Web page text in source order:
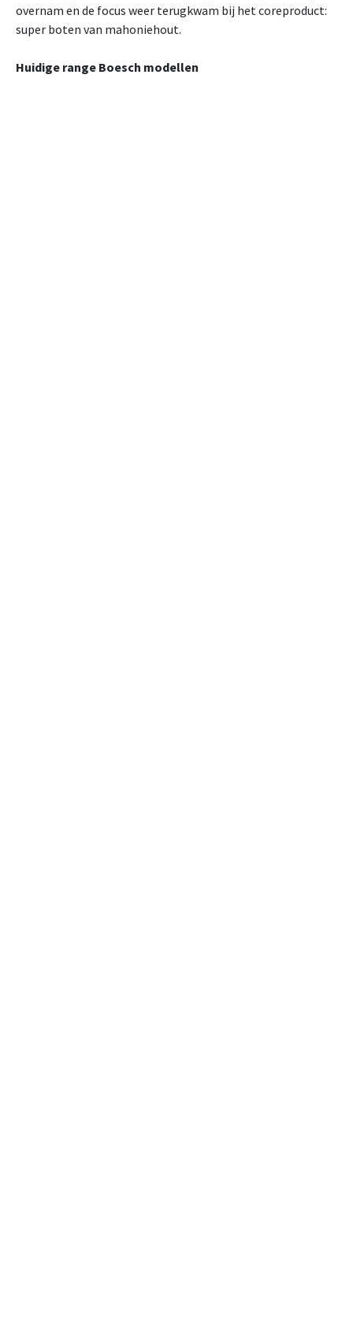
overnam en de focus weer terugkwam bij het coreproduct:
super boten van mahoniehout.
Huidige range Boesch modellen